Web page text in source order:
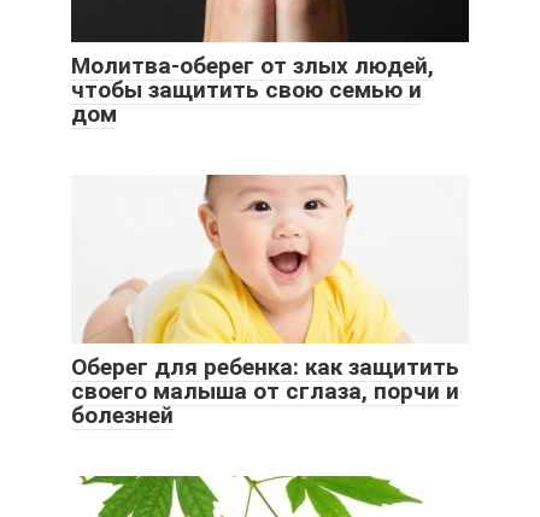
Молитва-оберег от злых людей,
чтобы защитить свою семью и
дом
Оберег для ребенка: как защитить
своего малыша от сглаза, порчи и
болезней